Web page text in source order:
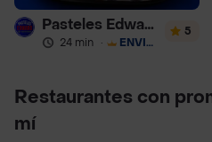
Pasteles Edward
24 min · ENVÍO GRATIS
5
Restaurantes con
mí